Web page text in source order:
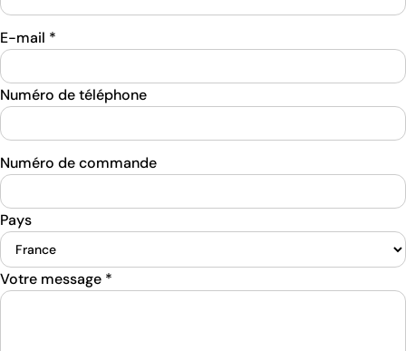
E-mail *
Numéro de téléphone
Numéro de commande
Pays
Votre message *